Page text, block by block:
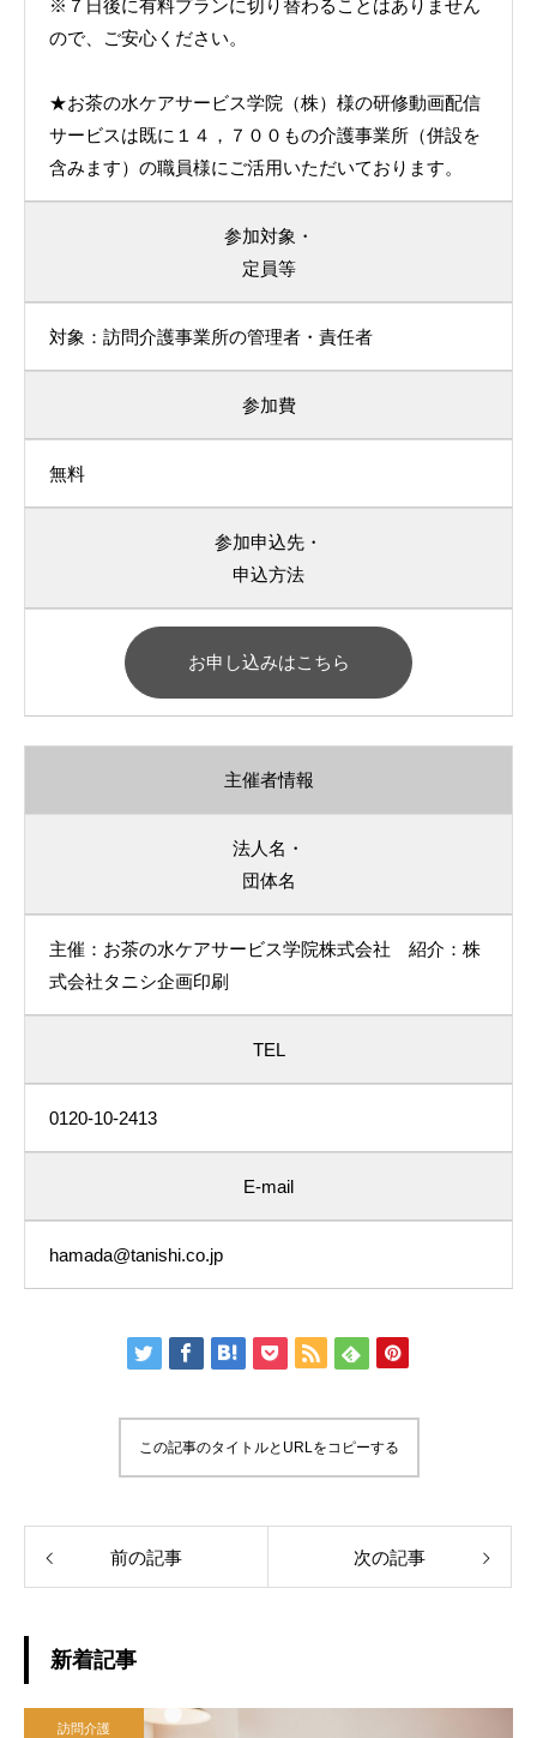
※７日後に有料プランに切り替わることはありません
ので、ご安心ください。
★お茶の水ケアサービス学院（株）様の研修動画配信
サービスは既に１４，７００もの介護事業所（併設を
含みます）の職員様にご活用いただいております。
参加対象・
定員等
対象：訪問介護事業所の管理者・責任者
参加費
無料
参加申込先・
申込方法
お申し込みはこちら
主催者情報
法人名・
団体名
主催：お茶の水ケアサービス学院株式会社 紹介：株
式会社タニシ企画印刷
TEL
0120-10-2413
E-mail
hamada@tanishi.co.jp
この記事のタイトルとURLをコピーする
前の記事 次の記事
新着記事
訪問介護